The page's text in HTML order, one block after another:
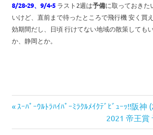
8/28-29、9/4-5 ラスト2週は予備に取っておきた
いけど、直前まで待ったところで飛行機 安く買
効期間だし、日頃 行けてない地域の散策しても
か、静岡とか。
投
稿
前
記
ｽｰﾊﾟｰｳﾙﾄﾗﾊｲﾊﾟｰﾐﾗｸﾙﾒｲｸﾃﾞﾋﾞｭｰｯ!!阪神
次
の
2021 帝王賞